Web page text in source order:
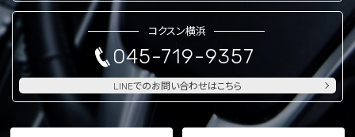
コクスン横浜
045-719-9357
LINEでのお問い合わせはこちら